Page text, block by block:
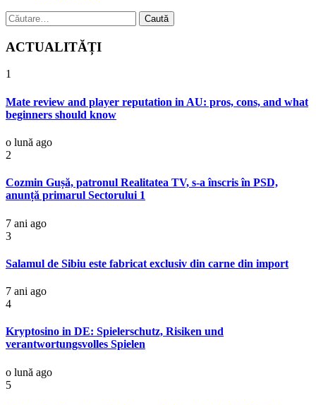
Caută
după:
ACTUALITĂȚI
1
Mate review and player reputation in AU: pros, cons, and what
beginners should know
o lună ago
2
Cozmin Gușă, patronul Realitatea TV, s-a înscris în PSD,
anunță primarul Sectorului 1
7 ani ago
3
Salamul de Sibiu este fabricat exclusiv din carne din import
7 ani ago
4
Kryptosino in DE: Spielerschutz, Risiken und
verantwortungsvolles Spielen
o lună ago
5